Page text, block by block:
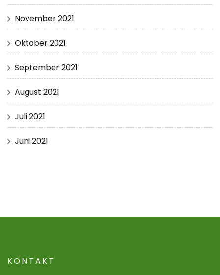
November 2021
Oktober 2021
September 2021
August 2021
Juli 2021
Juni 2021
KONTAKT